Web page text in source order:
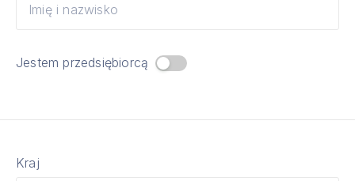
Jestem przedsiębiorcą
Kraj